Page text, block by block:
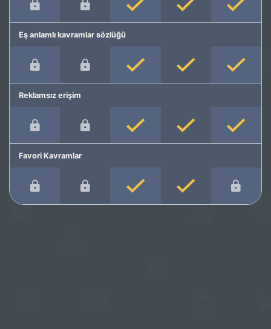
Eş anlamlı kavramlar sözlüğü
Reklamsız erişim
Favori Kavramlar